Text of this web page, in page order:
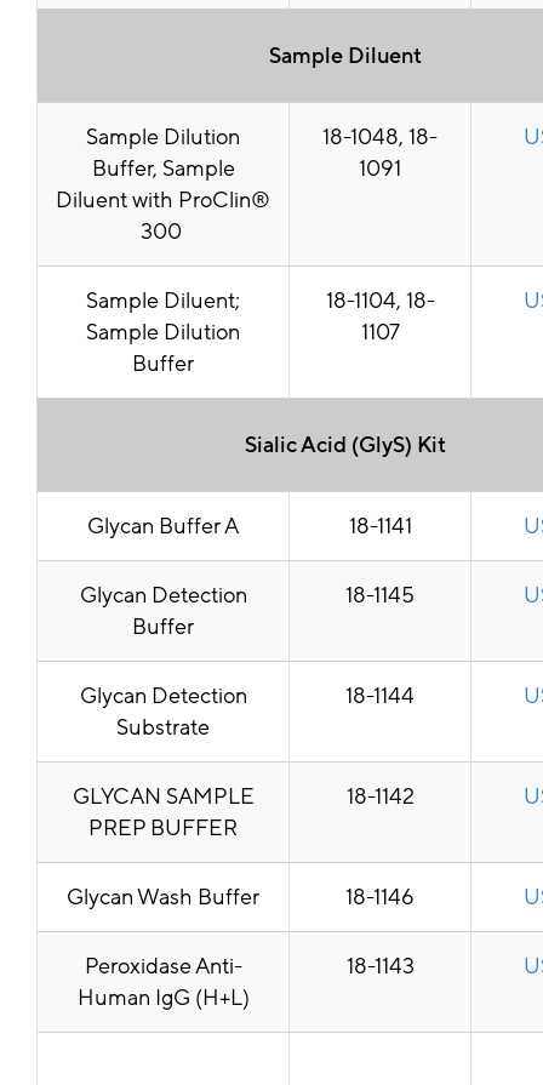
Sample Diluent
Sample Dilution
Buffer, Sample
Diluent with ProClin®
300
18-1048, 18-
1091
Sample Diluent;
Sample Dilution
Buffer
18-1104, 18-
1107
Sialic Acid (GlyS) Kit
Glycan Buffer A 18-1141
Glycan Detection
Buffer
18-1145
Glycan Detection
Substrate
18-1144
GLYCAN SAMPLE
PREP BUFFER
18-1142
Glycan Wash Buffer 18-1146
Peroxidase Anti-
Human IgG (H+L)
18-1143